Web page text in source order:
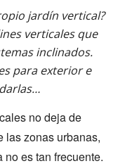
jardín vertical?
verticales que
inclinados.
para exterior e
no deja de
las zonas urbanas,
es tan frecuente.